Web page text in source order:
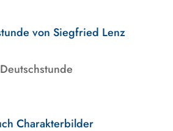
Deutschstunde